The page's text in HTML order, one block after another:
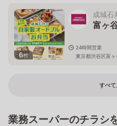
6枚
成城石
富ヶ
24時間営業
東京都渋谷区富
すべて
業務スーパーのチラシ